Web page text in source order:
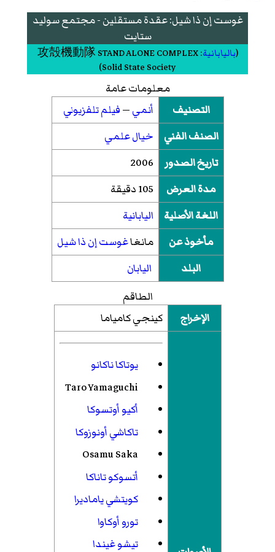
غوست إن ذا شيل: عقدة مستقلين - مجتمع سوليد
ستايت
(باليابانية:
攻殻機動隊 STAND ALONE COMPLEX
Solid State Society
)‏
معلومات عامة
التصنيف
أنمي—فيلم تلفزيوني
الصنف الفني
خيال علمي
تاريخ الصدور
2006
مدة العرض
105 دقيقة
اللغة الأصلية
اليابانية
مأخوذ عن
مانغاغوست إن ذا شيل
البلد
اليابان
الطاقم
الإخراج
كينجي كامياما
يوتاكا ناكانو
Taro Yamaguchi
أكيو أوتسوكا
تاكاشي أونوزوكا
Osamu Saka
أتسوكو تاناكا
كويتشي ياماديرا
تورو أوكاوا
تيشو غيندا